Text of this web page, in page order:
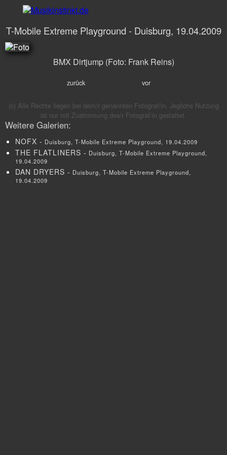
T-Mobile Extreme Playground - Duisburg, 19.04.2009
BMX Dirtjump (Foto: Frank Reins)
zurück vor
(c) Alle Rechte liegen bei dem/r genannten Fotograf/in. Jegliche Nutzung
ist nur mit Zustimmung des/r Fotograf/in gestattet.
Weitere Galerien:
NOFX Duisburg, T-Mobile Extreme Playground, 19.04.2009
THE FLATLINERS
Duisburg, T-Mobile Extreme Playground,
19.04.2009
DAN DRYERS
Duisburg, T-Mobile Extreme Playground,
19.04.2009